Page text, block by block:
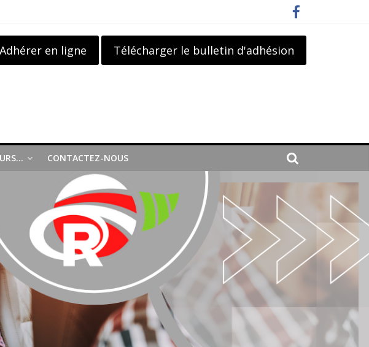
des guichets
Adhérer en ligne Télécharger le bulletin d'adhésion
CONTACTEZ-NOUS